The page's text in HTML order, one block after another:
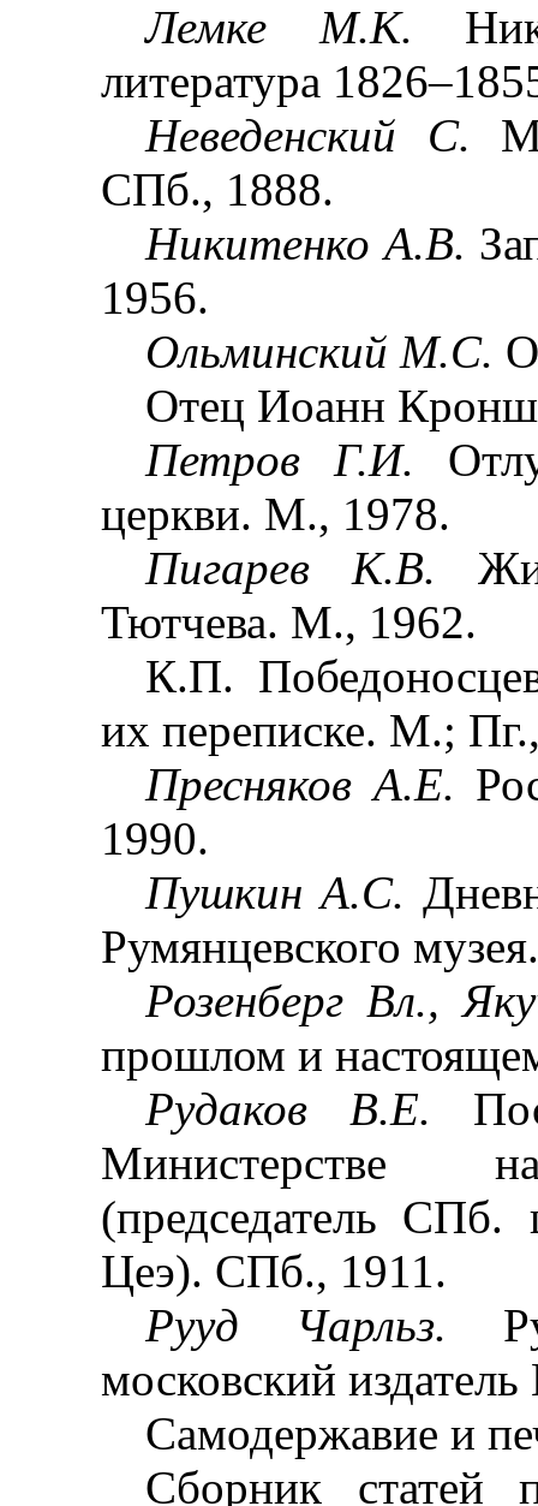
Лемке М.К.
литература 1826–
Неведенский С.
СПб., 1888.
Никитенко А.В.
1956.
Ольминский М.С.
Отец Иоанн
Петров Г.И.
церкви. М., 1978.
Пигарев К.В.
Тютчева. М., 1962.
К.П.
их переписке. М.;
Пресняков А.Е.
1990.
Пушкин А.С.
Румянцевского
Розенберг Вл.,
прошлом и
Рудаков В.Е.
Министерстве
(председатель СПб.
Цеэ). СПб., 1911.
Рууд Чарльз.
московский
Самодержавие и
Сборник статей